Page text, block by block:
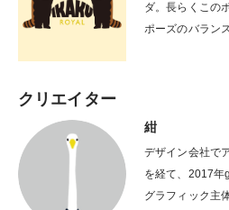
ダ。長らくこの
ポーズのバラン
とをしているう
クリエイター
紺
デザイン会社で
を経て、2017年
グラフィック主